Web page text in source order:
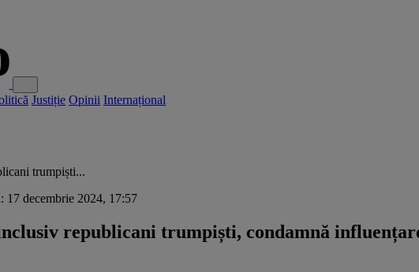
Justiție Opinii Internațional
trumpiști...
17 decembrie 2024, 17:57
republicani trumpiști, condamnă